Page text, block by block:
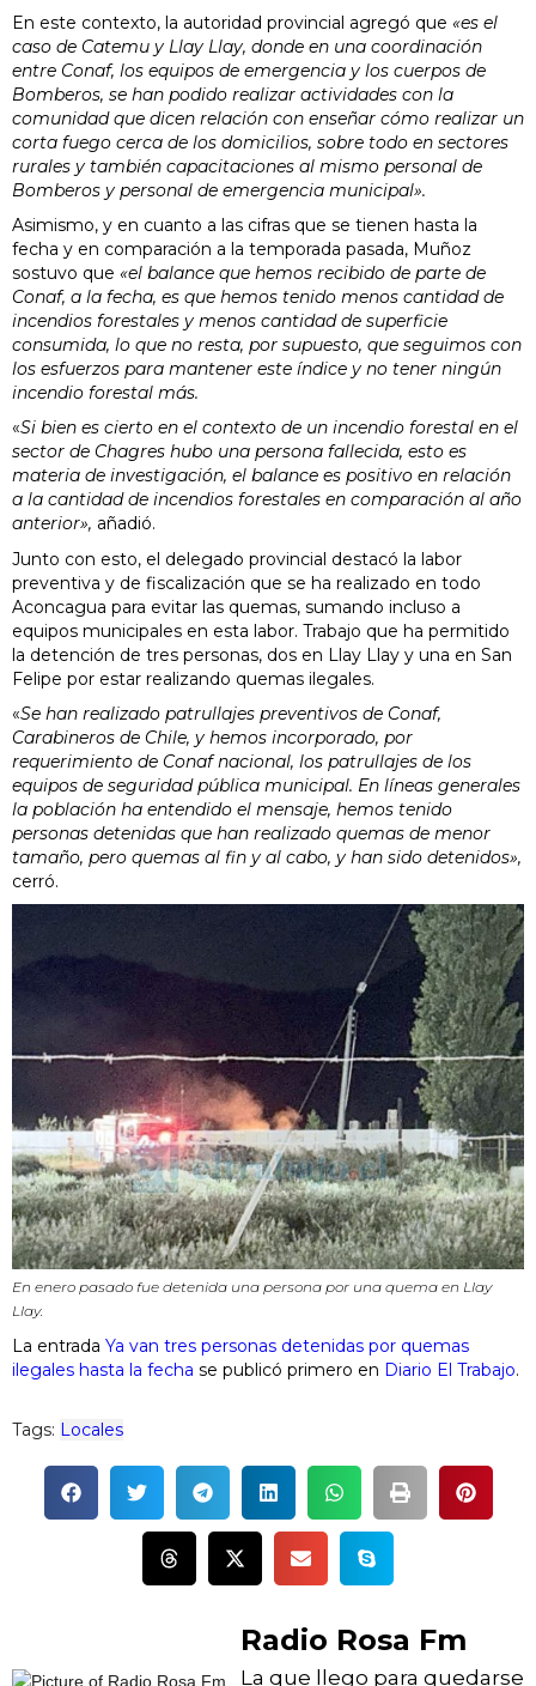
En este contexto, la autoridad provincial agregó que «es el
caso de Catemu y Llay Llay, donde en una coordinación
entre Conaf, los equipos de emergencia y los cuerpos de
Bomberos, se han podido realizar actividades con la
comunidad que dicen relación con enseñar cómo realizar un
corta fuego cerca de los domicilios, sobre todo en sectores
rurales y también capacitaciones al mismo personal de
Bomberos y personal de emergencia municipal».
Asimismo, y en cuanto a las cifras que se tienen hasta la
fecha y en comparación a la temporada pasada, Muñoz
sostuvo que «el balance que hemos recibido de parte de
Conaf, a la fecha, es que hemos tenido menos cantidad de
incendios forestales y menos cantidad de superficie
consumida, lo que no resta, por supuesto, que seguimos con
los esfuerzos para mantener este índice y no tener ningún
incendio forestal más.
«Si bien es cierto en el contexto de un incendio forestal en el
sector de Chagres hubo una persona fallecida, esto es
materia de investigación, el balance es positivo en relación
a la cantidad de incendios forestales en comparación al año
anterior», añadió.
Junto con esto, el delegado provincial destacó la labor
preventiva y de fiscalización que se ha realizado en todo
Aconcagua para evitar las quemas, sumando incluso a
equipos municipales en esta labor. Trabajo que ha permitido
la detención de tres personas, dos en Llay Llay y una en San
Felipe por estar realizando quemas ilegales.
«Se han realizado patrullajes preventivos de Conaf,
Carabineros de Chile, y hemos incorporado, por
requerimiento de Conaf nacional, los patrullajes de los
equipos de seguridad pública municipal. En líneas generales
la población ha entendido el mensaje, hemos tenido
personas detenidas que han realizado quemas de menor
tamaño, pero quemas al fin y al cabo, y han sido detenidos»,
cerró.
En enero pasado fue detenida una persona por una quema en Llay
Llay.
La entrada Ya van tres personas detenidas por quemas
ilegales hasta la fecha se publicó primero en Diario El Trabajo.
Tags: Locales
Radio Rosa Fm
La que llego para quedarse